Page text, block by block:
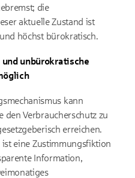
die
aktuelle Zustand ist
höchst bürokratisch.
unbürokratische
kann
den Verbraucherschutz zu
erreichen.
eine Zustimmungsfiktion
Information,